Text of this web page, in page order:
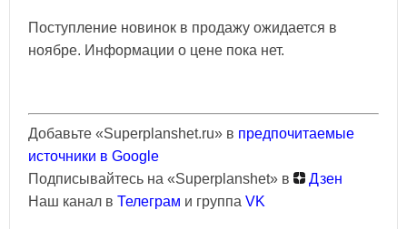
Поступление новинок в продажу ожидается в
ноябре. Информации о цене пока нет.
Добавьте «Superplanshet.ru» в предпочитаемые
источники в Google
Подписывайтесь на «Superplanshet» в
Дзен
Наш канал в Телеграм и группа VK